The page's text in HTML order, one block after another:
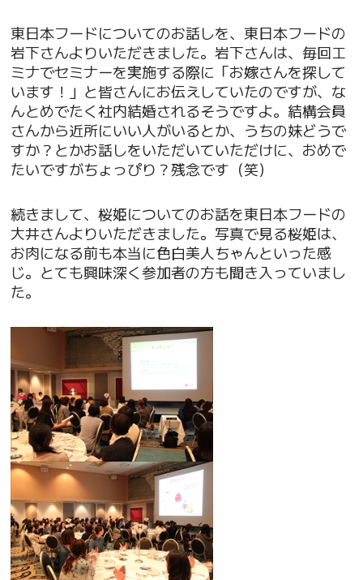
東日本フードについてのお話しを、東日本フードの
岩下さんよりいただきました。岩下さんは、毎回エ
ミナでセミナーを実施する際に「お嫁さんを探して
います！」と皆さんにお伝えしていたのですが、な
んとめでたく社内結婚されるそうですよ。結構会員
さんから近所にいい人がいるとか、うちの妹どうで
すか？とかお話しをいただいていただけに、おめで
たいですがちょっぴり？残念です（笑）
続きまして、桜姫についてのお話を東日本フードの
大井さんよりいただきました。写真で見る桜姫は、
お肉になる前も本当に色白美人ちゃんといった感
じ。とても興味深く参加者の方も聞き入っていまし
た。